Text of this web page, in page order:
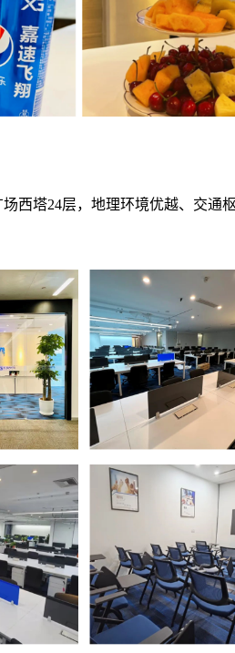
西塔24层，地理环境优越、交通